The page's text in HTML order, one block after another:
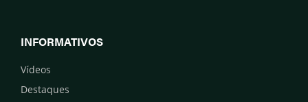
INFORMATIVOS
Vídeos
Destaques